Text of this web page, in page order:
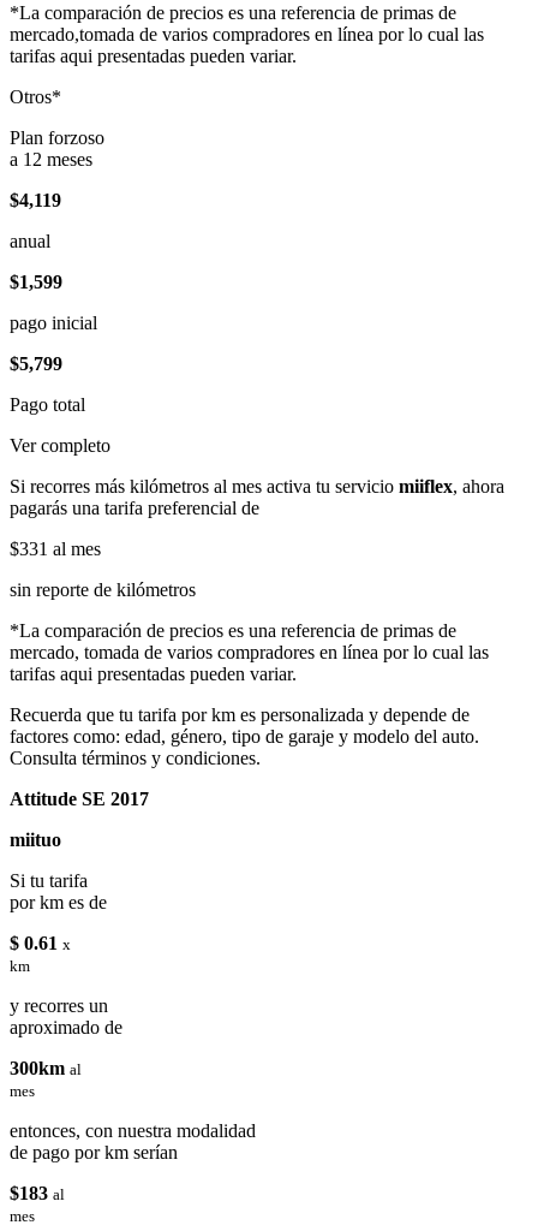
*La comparación de precios es una referencia de primas de
mercado,tomada de varios compradores en línea por lo cual las
tarifas aqui presentadas pueden variar.
Otros*
Plan forzoso
a 12 meses
$4,119
anual
$1,599
pago inicial
$5,799
Pago total
Ver completo
Si recorres más kilómetros al mes activa tu servicio miiflex, ahora
pagarás una tarifa preferencial de
$331 al mes
sin reporte de kilómetros
*La comparación de precios es una referencia de primas de
mercado, tomada de varios compradores en línea por lo cual las
tarifas aqui presentadas pueden variar.
Recuerda que tu tarifa por km es personalizada y depende de
factores como: edad, género, tipo de garaje y modelo del auto.
Consulta términos y condiciones.
Attitude SE 2017
miituo
Si tu tarifa
por km es de
$ 0.61 x
km
y recorres un
aproximado de
300km al
mes
entonces, con nuestra modalidad
de pago por km serían
$183 al
mes